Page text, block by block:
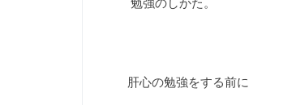
肝心の勉強をする前に